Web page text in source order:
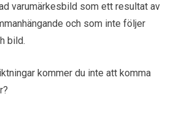
varumärkesbild som ett resultat av
och som inte följer
bild.
kommer du inte att komma